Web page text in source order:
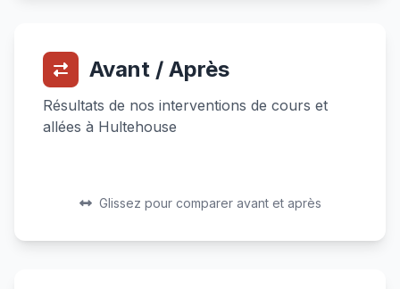
Avant / Après
Résultats de nos interventions de cours et
allées à Hultehouse
Avant
Après
Glissez pour comparer avant et après